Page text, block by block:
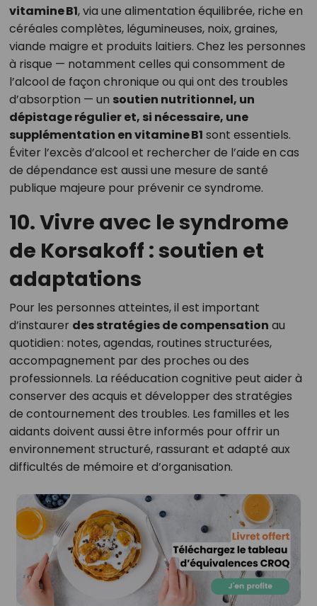
vitamine B1, via une alimentation équilibrée, riche en
céréales complètes, légumineuses, noix, graines,
viande maigre et produits laitiers. Chez les personnes
à risque — notamment celles qui consomment de
l’alcool de façon chronique ou qui ont des troubles
d’absorption — un soutien nutritionnel, un
dépistage régulier et, si nécessaire, une
supplémentation en vitamine B1 sont essentiels.
Éviter l’excès d’alcool et rechercher de l’aide en cas
de dépendance est aussi une mesure de santé
publique majeure pour prévenir ce syndrome.
10. Vivre avec le syndrome
de Korsakoff : soutien et
adaptations
Pour les personnes atteintes, il est important
d’instaurer des stratégies de compensation au
quotidien : notes, agendas, routines structurées,
accompagnement par des proches ou des
professionnels. La rééducation cognitive peut aider à
conserver des acquis et développer des stratégies
de contournement des troubles. Les familles et les
aidants doivent aussi être informés pour offrir un
environnement structuré, rassurant et adapté aux
difficultés de mémoire et d’organisation.